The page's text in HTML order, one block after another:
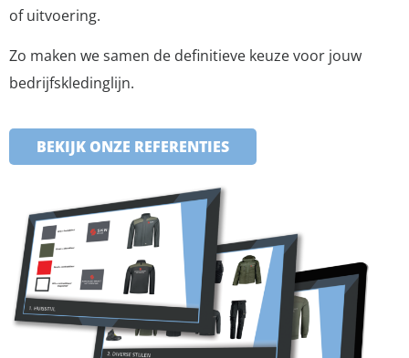
of uitvoering.
Zo maken we samen de definitieve keuze voor jouw
bedrijfskledinglijn.
BEKIJK ONZE REFERENTIES